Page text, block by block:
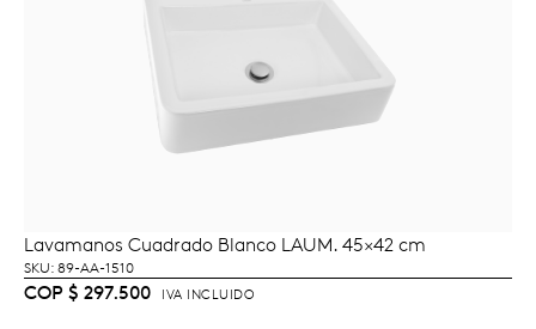
AÑADIR AL CARRITO
Lavamanos Cuadrado Blanco LAUM. 45×42 cm
SKU: 89-AA-1510
COP $ 297.500 IVA INCLUIDO